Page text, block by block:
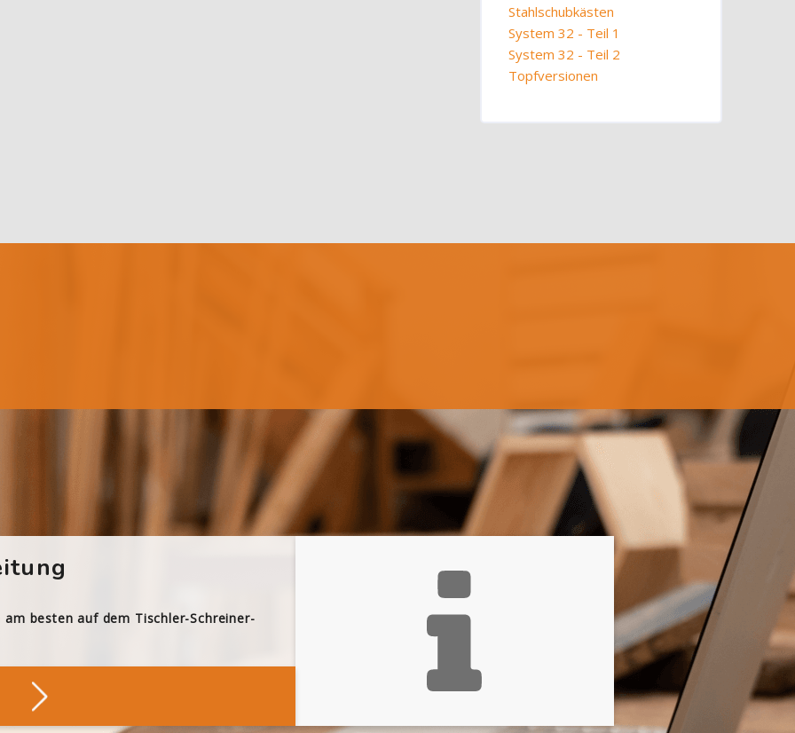
Stahlschubkästen
System 32 - Teil 1
System 32 - Teil 2
Topfversionen
besten auf dem Tischler-Schreiner-